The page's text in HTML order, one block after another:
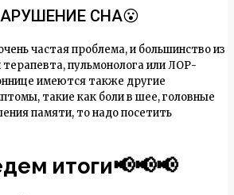
СНА😮
частая проблема, и большинство из
пульмонолога или ЛОР-
имеются также другие
такие как боли в шее, головные
памяти, то надо посетить
итоги📢📢📢